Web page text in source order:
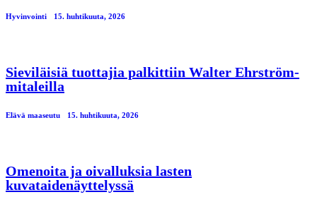
Hyvinvointi 15. huhtikuuta, 2026
Sieviläisiä tuottajia palkittiin Walter Ehrström-
mitaleilla
Elävä maaseutu 15. huhtikuuta, 2026
Omenoita ja oivalluksia lasten
kuvataidenäyttelyssä